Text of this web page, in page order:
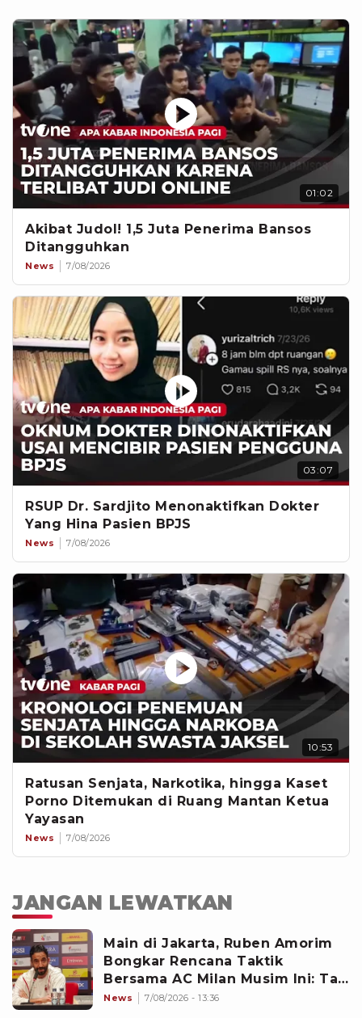
01:02
Akibat Judol! 1,5 Juta Penerima Bansos
Ditangguhkan
News 7/08/2026
03:07
RSUP Dr. Sardjito Menonaktifkan Dokter
Yang Hina Pasien BPJS
News 7/08/2026
10:53
Ratusan Senjata, Narkotika, hingga Kaset
Porno Ditemukan di Ruang Mantan Ketua
Yayasan
News 7/08/2026
JANGAN LEWATKAN
Main di Jakarta, Ruben Amorim
Bongkar Rencana Taktik
Bersama AC Milan Musim Ini: Tak
Sama seperti di Manchester
News 7/08/2026 - 13:36